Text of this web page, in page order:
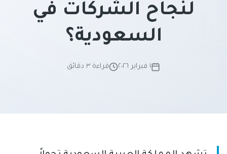
لنجاح الشركات في
السعودية؟
١ فبراير ٢٠٢٦ قراءة ٣ دقائق